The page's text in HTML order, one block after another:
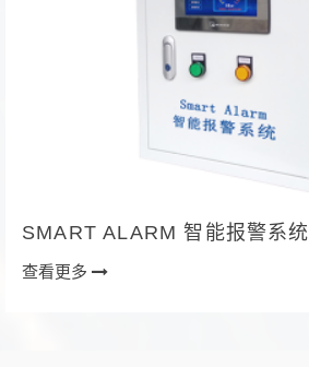
SMART ALARM 智能报警系统
查看更多